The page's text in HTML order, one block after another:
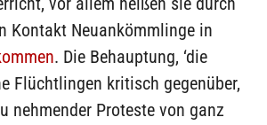
Kontakt Neuankömmlinge in
. Die Behauptung, ‘die
Flüchtlingen kritisch gegenüber,
nehmender Proteste von ganz